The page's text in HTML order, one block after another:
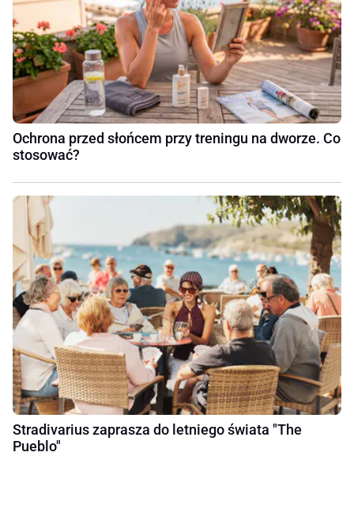
Ochrona przed słońcem przy treningu na dworze. Co
stosować?
Stradivarius zaprasza do letniego świata "The
Pueblo"